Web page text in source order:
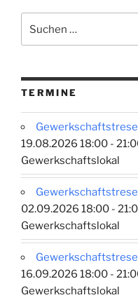
nach:
TERMINE
19.08.2026 18:00 -
Gewerkschaftslokal
02.09.2026 18:00 -
Gewerkschaftslokal
16.09.2026 18:00 -
Gewerkschaftslokal